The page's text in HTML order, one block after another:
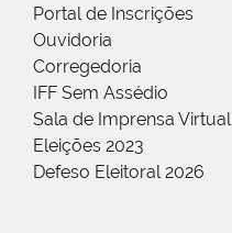
Portal de Inscrições
Ouvidoria
Corregedoria
IFF Sem Assédio
Sala de Imprensa Virtual
Eleições 2023
Defeso Eleitoral 2026